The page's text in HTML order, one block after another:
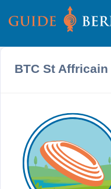
BTC St Affricain